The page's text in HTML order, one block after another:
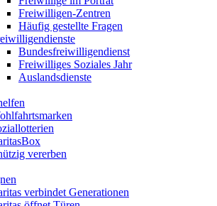
Freiwilligen-Zentren
Häufig gestellte Fragen
Bundesfreiwilligendienst
Freiwilliges Soziales Jahr
Auslandsdienste
vererben
verbindet Generationen